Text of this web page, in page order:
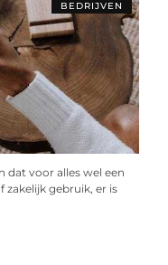
BEDRIJVEN
dat voor alles wel een
zakelijk gebruik, er is